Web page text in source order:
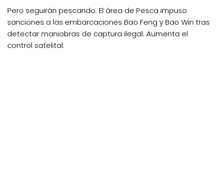
Pero seguirán pescando. El área de Pesca impuso
sanciones a las embarcaciones Bao Feng y Bao Win tras
detectar maniobras de captura ilegal. Aumenta el
control satelital.